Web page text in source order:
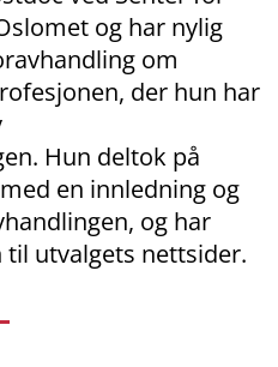
og har nylig
om
der hun har
Hun deltok på
en innledning og
og har
utvalgets nettsider.